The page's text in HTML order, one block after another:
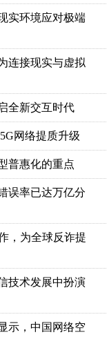
实环境应对极端
连接现实与虚拟
全新交互时代
网络提质升级
普惠化的重点
误率已达万亿分
，为全球反诈提
技术发展中扮演
示，中国网络空